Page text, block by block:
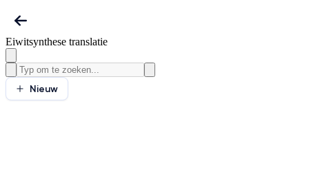
Eiwitsynthese translatie
Nieuw